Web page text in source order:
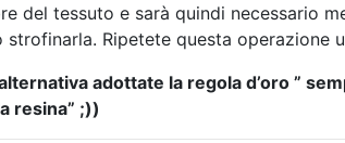
del tessuto e sarà quindi necessario
strofinarla. Ripetete questa operazione
adottate la regola d’oro ”
resina” ;))